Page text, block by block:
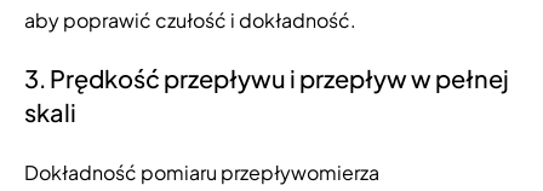
aby poprawić czułość i dokładność.
3. Prędkość przepływu i przepływ w pełnej
skali
Dokładność pomiaru przepływomierza